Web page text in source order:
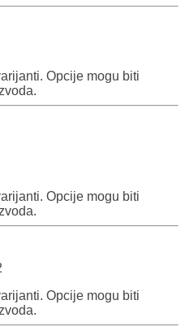
Opcije mogu biti
Opcije mogu biti
Opcije mogu biti